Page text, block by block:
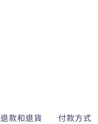
退款和退貨 付款方式